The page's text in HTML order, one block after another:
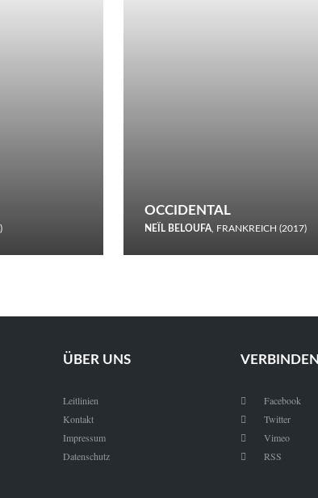
OCCIDENTAL
NEÏL BELOUFA, FRANKREICH (2017)
ÜBER UNS
Leitlinien
Kontakt
Impressum
Datenschutz
VERBINDEN
 Facebook
 Twitter
 Vimeo
 RSS